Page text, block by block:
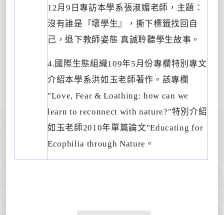
12月9 日專訪本學系張淑媚老師，主題：
沒有誰是『壞學生』，撕下標籤找回自
己，退下教師姿態 真誠聆聽學生故事。
4. 國際生態組織109年5 月份專欄特別專文
介紹本學系洪如玉老師著作。該專欄
"Love, Fear & Loathing: how can we
learn to reconnect with nature?"特別介紹
如玉老師2010年單篇論文"Educating for
Ecophilia through Nature 。